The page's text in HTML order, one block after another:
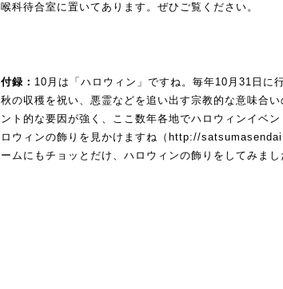
喉科待合室に置いてあります。ぜひご覧ください。
付録： 10月は「ハロウィン」ですね。毎年10月31日に
秋の収穫を祝い、悪霊などを追い出す宗教的な意味合
ント的な要因が強く、ここ数年各地でハロウィンイベ
ロウィンの飾りを見かけますね（ http://
ームにもチョッとだけ、ハロウィンの飾りをしてみま